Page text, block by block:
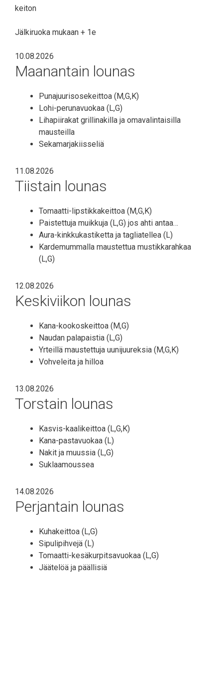
keiton
Jälkiruoka mukaan + 1e
10.08.2026
Maanantain lounas
Punajuurisosekeittoa (M,G,K)
Lohi-perunavuokaa (L,G)
Lihapiirakat grillinakilla ja omavalintaisilla
mausteilla
Sekamarjakiisseliä
11.08.2026
Tiistain lounas
Tomaatti-lipstikkakeittoa (M,G,K)
Paistettuja muikkuja (L,G) jos ahti antaa…
Aura-kinkkukastiketta ja tagliatellea (L)
Kardemummalla maustettua mustikkarahkaa
(L,G)
12.08.2026
Keskiviikon lounas
Kana-kookoskeittoa (M,G)
Naudan palapaistia (L,G)
Yrteillä maustettuja uunijuureksia (M,G,K)
Vohveleita ja hilloa
13.08.2026
Torstain lounas
Kasvis-kaalikeittoa (L,G,K)
Kana-pastavuokaa (L)
Nakit ja muussia (L,G)
Suklaamoussea
14.08.2026
Perjantain lounas
Kuhakeittoa (L,G)
Sipulipihvejä (L)
Tomaatti-kesäkurpitsavuokaa (L,G)
Jäätelöä ja päällisiä